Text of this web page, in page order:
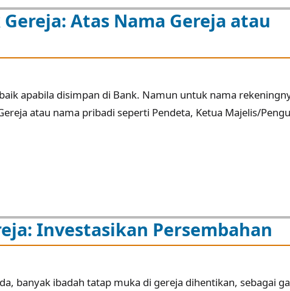
Atas Nama Gereja atau
apabila disimpan di Bank. Namun untuk nama
atau nama pribadi seperti Pendeta, Ketua Majelis/
Investasikan Persembahan
banyak ibadah tatap muka di gereja dihentikan, sebagai